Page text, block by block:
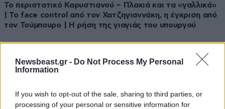
Newsbeast.gr - Do Not Process My Personal
Information
If you wish to opt-out of the sale, sharing to third parties, or
processing of your personal or sensitive information for
Το περιστατικό Καρυστιανού – Πλακιά και τα «γαλλικά»
| Το face control από τον Χατζηγιαννάκη, η έγκριση από
τον Τούμπουρο | Η ρήση της γιαγιάς του υπουργού